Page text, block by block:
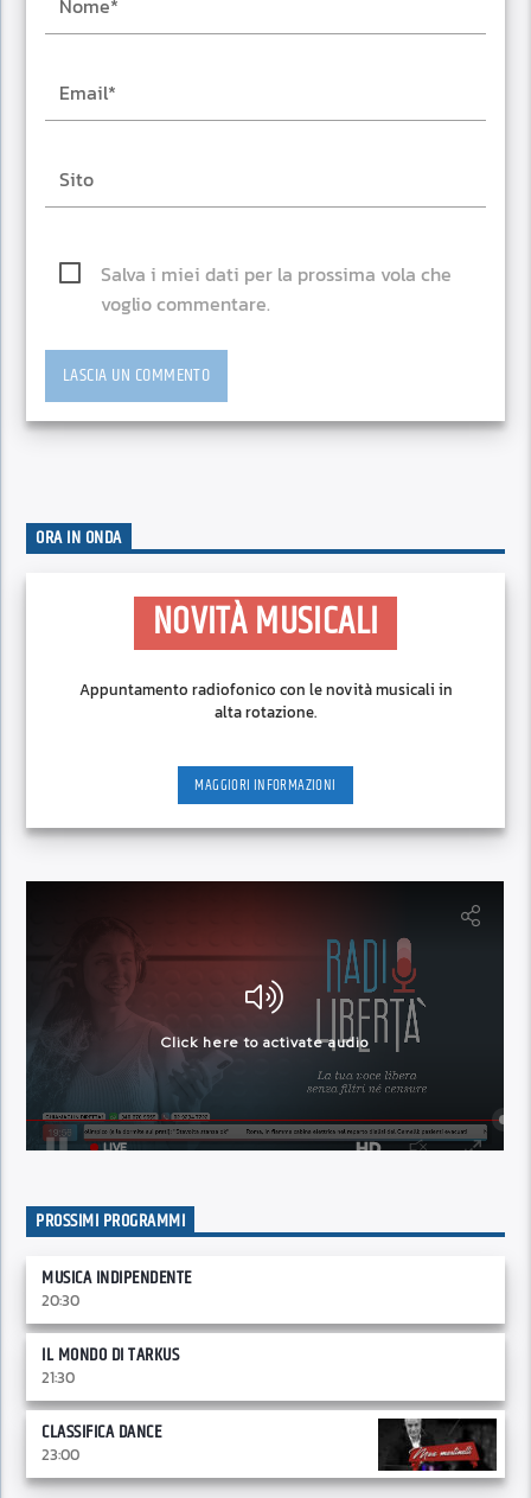
Salva i miei dati per la prossima vola che
voglio commentare.
ORA IN ONDA
NOVITÀ MUSICALI
Appuntamento radiofonico con le novità musicali in
alta rotazione.
MAGGIORI INFORMAZIONI
PROSSIMI PROGRAMMI
MUSICA INDIPENDENTE
20:30
IL MONDO DI TARKUS
21:30
CLASSIFICA DANCE
23:00